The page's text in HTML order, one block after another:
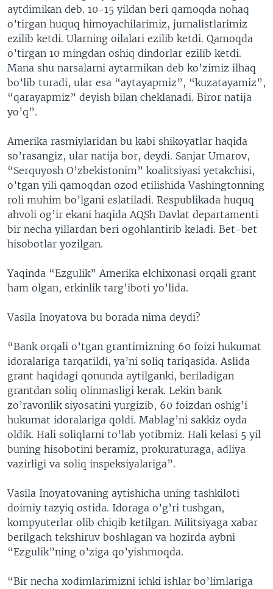
aytdimikan deb. 10-15 yildan beri qamoqda nohaq
o’tirgan huquq himoyachilarimiz, jurnalistlarimiz
ezilib ketdi. Ularning oilalari ezilib ketdi. Qamoqda
o’tirgan 10 mingdan oshiq dindorlar ezilib ketdi.
Mana shu narsalarni aytarmikan deb ko’zimiz ilhaq
bo’lib turadi, ular esa “aytayapmiz”, “kuzatayamiz”,
“qarayapmiz” deyish bilan cheklanadi. Biror natija
yo’q”.
Amerika rasmiylaridan bu kabi shikoyatlar haqida
so’rasangiz, ular natija bor, deydi. Sanjar Umarov,
“Serquyosh O’zbekistonim” koalitsiyasi yetakchisi,
o’tgan yili qamoqdan ozod etilishida Vashingtonning
roli muhim bo’lgani eslatiladi. Respublikada huquq
ahvoli og’ir ekani haqida AQSh Davlat departamenti
bir necha yillardan beri ogohlantirib keladi. Bet-bet
hisobotlar yozilgan.
Yaqinda “Ezgulik” Amerika elchixonasi orqali grant
ham olgan, erkinlik targ’iboti yo’lida.
Vasila Inoyatova bu borada nima deydi?
“Bank orqali o’tgan grantimizning 60 foizi hukumat
idoralariga tarqatildi, ya’ni soliq tariqasida. Aslida
grant haqidagi qonunda aytilganki, beriladigan
grantdan soliq olinmasligi kerak. Lekin bank
zo’ravonlik siyosatini yurgizib, 60 foizdan oshig’i
hukumat idoralariga qoldi. Mablag’ni sakkiz oyda
oldik. Hali soliqlarni to’lab yotibmiz. Hali kelasi 5 yil
buning hisobotini beramiz, prokuraturaga, adliya
vazirligi va soliq inspeksiyalariga”.
Vasila Inoyatovaning aytishicha uning tashkiloti
doimiy tazyiq ostida. Idoraga o’g’ri tushgan,
kompyuterlar olib chiqib ketilgan. Militsiyaga xabar
berilgach tekshiruv boshlagan va hozirda aybni
“Ezgulik”ning o’ziga qo’yishmoqda.
“Bir necha xodimlarimizni ichki ishlar bo’limlariga